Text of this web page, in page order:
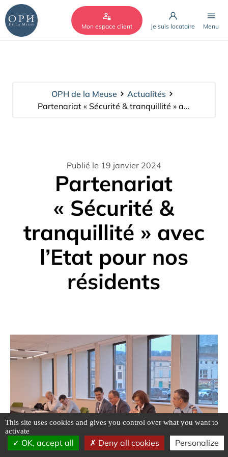
Mon espace client Je suis locataire Menu
OPH de la Meuse
Actualités
Partenariat « Sécurité & tranquillité » avec l’Etat pour nos résidents
Publié le 19 janvier 2024
Partenariat
« Sécurité &
tranquillité » avec
l’Etat pour nos
résidents
Cookies management panel
This site uses cookies and gives you control over what you want to
activate
OK, accept all Deny all cookies Personalize